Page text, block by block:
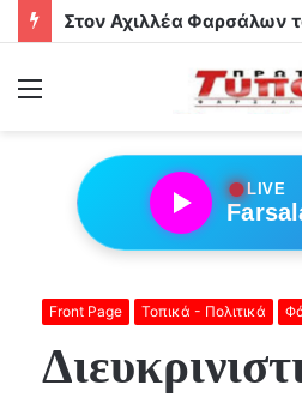
Στον Αχιλλέα Φαρσάλων
●LIVE
Front Page Τοπικά - Πολιτικά